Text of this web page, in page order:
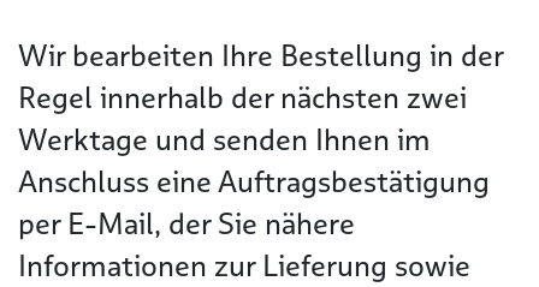
Wir bearbeiten Ihre Bestellung in der
Regel innerhalb der nächsten zwei
Werktage und senden Ihnen im
Anschluss eine Auftragsbestätigung
per E-Mail, der Sie nähere
Informationen zur Lieferung sowie